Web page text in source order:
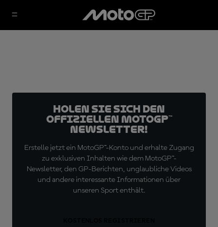
Holen Sie sich den
offiziellen MotoGP™
Newsletter!
Erstelle jetzt ein MotoGP™-Konto und erhalte Zugang
zu exklusiven Inhalten wie dem MotoGP™-
Newsletter, den GP-Berichten, unglaubliche Videos
und andere interessante Informationen über
unseren Sport enthält.